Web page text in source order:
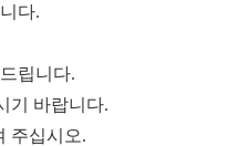
다.
립니다.
기 바랍니다.
주십시오.